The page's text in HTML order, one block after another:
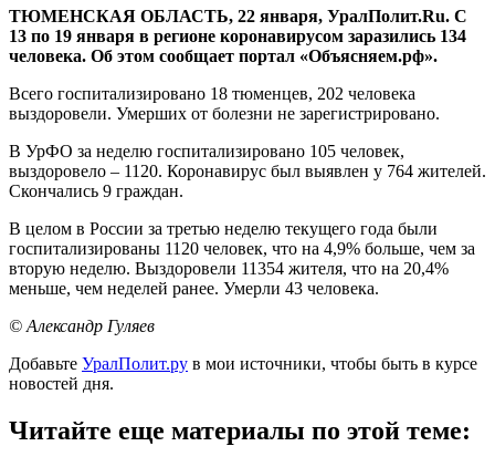
ТЮМЕНСКАЯ ОБЛАСТЬ, 22 января, УралПолит.Ru. С
13 по 19 января в регионе коронавирусом заразились 134
человека. Об этом сообщает портал «Объясняем.рф».
Всего госпитализировано 18 тюменцев, 202 человека
выздоровели. Умерших от болезни не зарегистрировано.
В УрФО за неделю госпитализировано 105 человек,
выздоровело – 1120. Коронавирус был выявлен у 764 жителей.
Скончались 9 граждан.
В целом в России за третью неделю текущего года были
госпитализированы 1120 человек, что на 4,9% больше, чем за
вторую неделю. Выздоровели 11354 жителя, что на 20,4%
меньше, чем неделей ранее. Умерли 43 человека.
© Александр Гуляев
Добавьте УралПолит.ру в мои источники, чтобы быть в курсе
новостей дня.
Читайте еще материалы по этой теме: